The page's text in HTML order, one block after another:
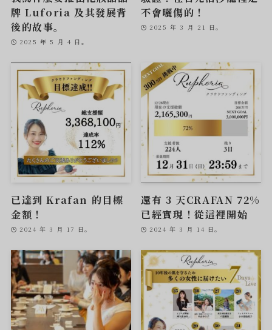
牌 Luforia 及其發展背
後的故事。
2025 年 5 月 4 日。
不會曬傷的！
2025 年 3 月 21 日。
已達到 Krafan 的目標
金額！
2024 年 3 月 17 日。
還有 3 天CRAFAN 72%
已經實現！從這裡開始
2024 年 3 月 14 日。